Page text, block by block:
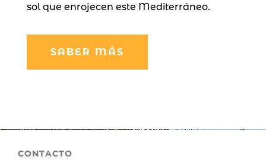
sol que enrojecen este Mediterráneo.
SABER MÁS
CONTACTO